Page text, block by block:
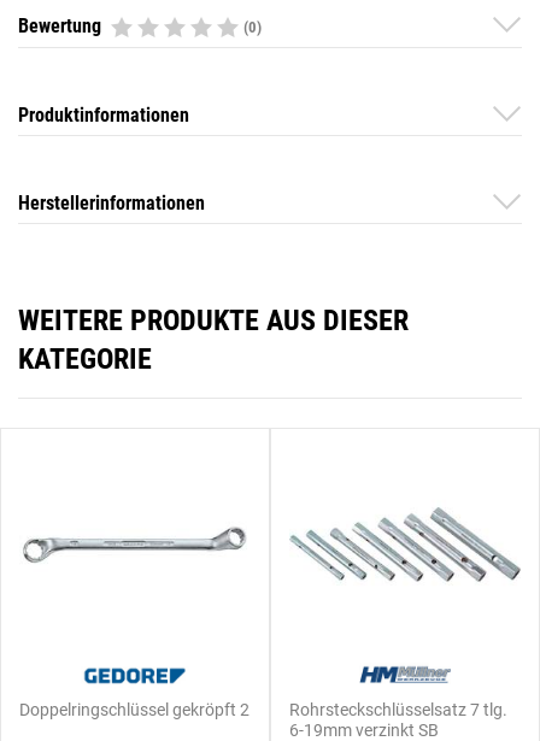
Bewertung (0)
Produktinformationen
Herstellerinformationen
WEITERE PRODUKTE AUS DIESER
KATEGORIE
Doppelringschlüssel gekröpft 2
Rohrsteckschlüsselsatz 7 tlg.
6-19mm verzinkt SB